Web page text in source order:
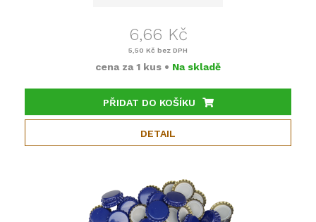
6,66 Kč
5,50 Kč bez DPH
cena za 1 kus • Na skladě
PŘIDAT DO KOŠÍKU
DETAIL